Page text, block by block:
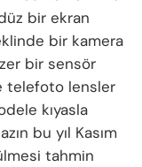
bir ekran
bir kamera
bir sensör
telefoto lensler
kıyasla
bu yıl Kasım
tahmin